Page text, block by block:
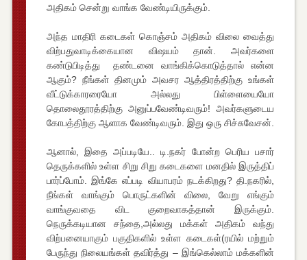
அதிகம் சென்று வாங்க வேண்டியிருக்கும்.
அந்த மாதிரி கடைகள் கொஞ்சம் அதிகம் விலை வைத்து
விற்பதுவாடிக்கையான விஷயம் தான். அவர்களை
கண்டுபிடித்து தண்டனை வாங்கிக்கொடுத்தால் என்ன
ஆகும்? நீங்கள் தினமும் அவசர ஆத்திரத்திற்கு உங்கள்
வீட்டுக்காரரையோ அல்லது பிள்ளையையோ
தொலைதூரத்திற்கு அனுப்பவேண்டிவரும்! அவர்களுடைய
கோபத்திற்கு ஆளாக வேண்டிவரும். இது ஒரு சிச்சுவேசன்.
ஆனால், இதை அப்படியே.. டி.நகர் போன்ற பெரிய பசார்
தெருக்களில் உள்ள சிறு சிறு கடைகளை மனதில் இருத்திப்
பார்ப்போம். இங்கே எப்படி வியாபரம் நடக்கிறது? தி.நகரில்,
நீங்கள் வாங்கும் பொருட்களின் விலை, வேறு எங்கும்
வாங்குவதை விட குறைவாகத்தான் இருக்கும்.
நெருக்கடியான சந்தை,அல்லது மக்கள் அதிகம் வந்து
விற்பனையாகும் பகுதிகளில் உள்ள கடைகள்(ரயில் மற்றும்
பேருந்து நிலையங்கள் தவிர்த்து – இங்கெல்லாம் மக்களின்